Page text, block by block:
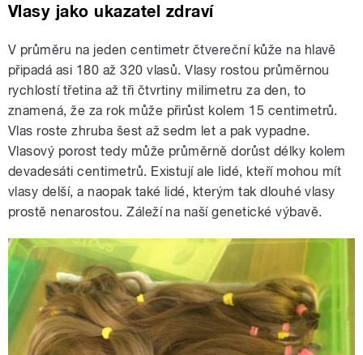
Vlasy jako ukazatel zdraví
V průměru na jeden centimetr čtvereční kůže na hlavě
připadá asi 180 až 320 vlasů. Vlasy rostou průměrnou
rychlostí třetina až tři čtvrtiny milimetru za den, to
znamená, že za rok může přirůst kolem 15 centimetrů.
Vlas roste zhruba šest až sedm let a pak vypadne.
Vlasový porost tedy může průměrně dorůst délky kolem
devadesáti centimetrů. Existují ale lidé, kteří mohou mít
vlasy delší, a naopak také lidé, kterým tak dlouhé vlasy
prostě nenarostou. Záleží na naší genetické výbavě.